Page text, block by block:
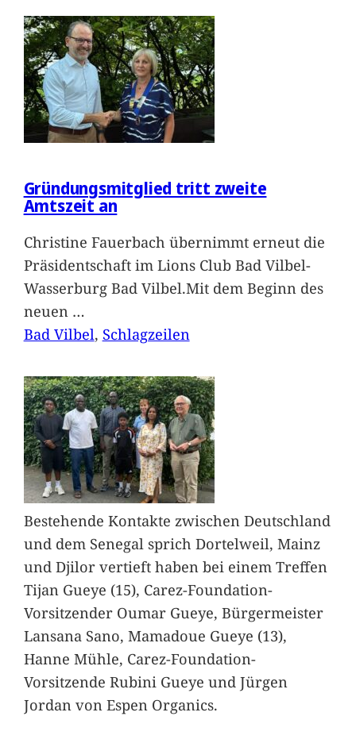
Gründungsmitglied tritt zweite
Amtszeit an
Christine Fauerbach übernimmt erneut die
Präsidentschaft im Lions Club Bad Vilbel-
Wasserburg Bad Vilbel.Mit dem Beginn des
neuen …
Bad Vilbel, Schlagzeilen
Bestehende Kontakte zwischen Deutschland
und dem Senegal sprich Dortelweil, Mainz
und Djilor vertieft haben bei einem Treffen
Tijan Gueye (15), Carez-Foundation-
Vorsitzender Oumar Gueye, Bürgermeister
Lansana Sano, Mamadoue Gueye (13),
Hanne Mühle, Carez-Foundation-
Vorsitzende Rubini Gueye und Jürgen
Jordan von Espen Organics.